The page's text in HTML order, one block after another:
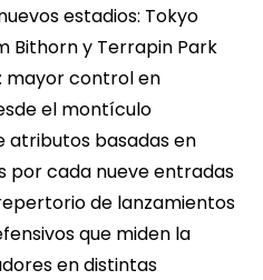
estadios: Tokyo
Bithorn y Terrapin Park
mayor control en
el montículo
atributos basadas en
por cada nueve entradas
de lanzamientos
que miden la
en distintas